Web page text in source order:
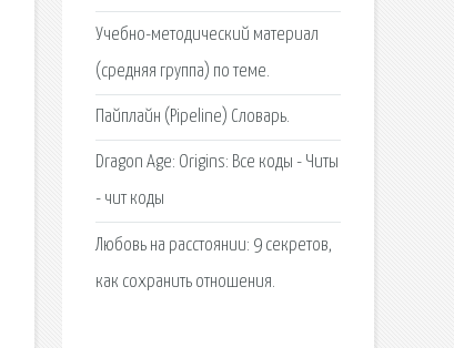
Учебно-методический материал
(средняя группа) по теме.
Пайплайн (Pipeline) Словарь.
Dragon Age: Origins: Все коды - Читы
- чит коды
Любовь на расстоянии: 9 секретов,
как сохранить отношения.